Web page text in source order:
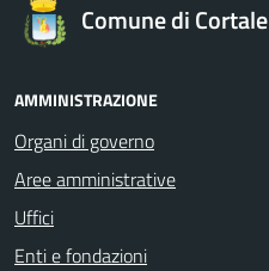
Comune di Cortale
AMMINISTRAZIONE
Organi di governo
Aree amministrative
Uffici
Enti e fondazioni